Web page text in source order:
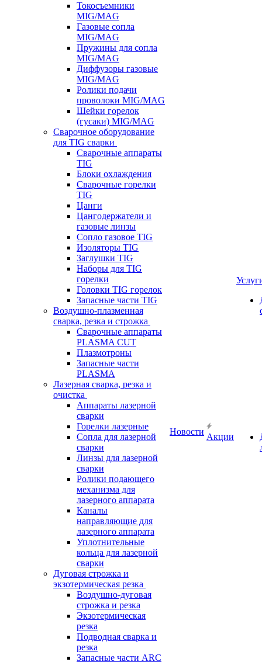
Токосъемники
MIG/MAG
Газовые сопла
MIG/MAG
Пружины для сопла
MIG/MAG
Диффузоры газовые
MIG/MAG
Ролики подачи
проволоки MIG/MAG
Шейки горелок
(гусаки) MIG/MAG
Сварочное оборудование
для TIG сварки
Сварочные аппараты
TIG
Блоки охлаждения
Сварочные горелки
TIG
Цанги
Цангодержатели и
газовые линзы
Сопло газовое TIG
Изоляторы TIG
Заглушки TIG
Наборы для TIG
горелки
Головки TIG горелок
Запасные части TIG
Воздушно-плазменная
сварка, резка и строжка
Сварочные аппараты
PLASMA CUT
Плазмотроны
Запасные части
PLASMA
Лазерная сварка, резка и
очистка
Аппараты лазерной
сварки
Горелки лазерные
Сопла для лазерной
сварки
Линзы для лазерной
сварки
Ролики подающего
механизма для
лазерного аппарата
Каналы
направляющие для
лазерного аппарата
Уплотнительные
кольца для лазерной
сварки
Дуговая строжка и
экзотермическая резка
Воздушно-дуговая
строжка и резка
Экзотермическая
резка
Подводная сварка и
резка
Запасные части ARC
Новости
Акции